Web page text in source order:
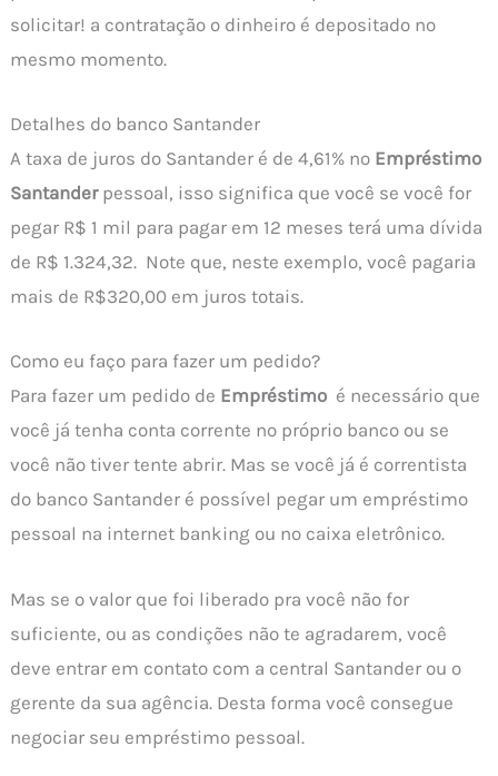
solicitar! a contratação o dinheiro é depositado no
mesmo momento.
Detalhes do banco Santander
A taxa de juros do Santander é de 4,61% no Empréstimo
Santanderpessoal, isso significa que você se você for
pegar R$ 1 mil para pagar em 12 meses terá uma dívida
de R$ 1.324,32. Note que, neste exemplo, você pagaria
mais de R$320,00 em juros totais.
Como eu faço para fazer um pedido?
Para fazer um pedido de Empréstimo é necessário que
você já tenha conta corrente no próprio banco ou se
você não tiver tente abrir. Mas se você já é correntista
do banco Santander é possível pegar um empréstimo
pessoal na internet banking ou no caixa eletrônico.
Mas se o valor que foi liberado pra você não for
suficiente, ou as condições não te agradarem, você
deve entrar em contato com a central Santander ou o
gerente da sua agência. Desta forma você consegue
negociar seu empréstimo pessoal.